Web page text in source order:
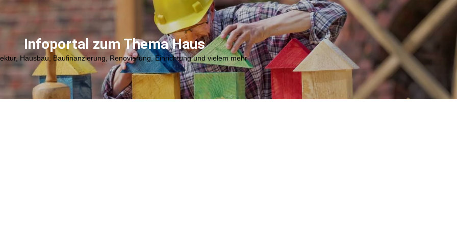
Infoportal zum Thema Haus
Hausbau, Baufinanzierung, Renovierung, Einrichtung und vielem mehr